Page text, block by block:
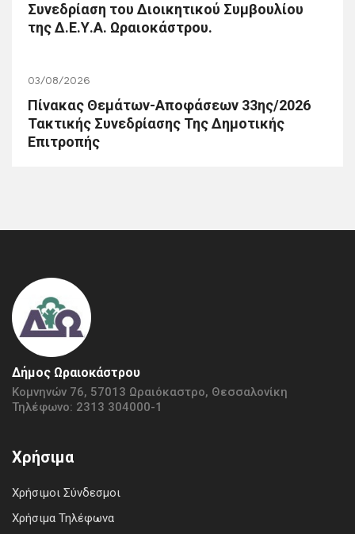
Συνεδρίαση του Διοικητικού Συμβουλίου
της Δ.Ε.Υ.Α. Ωραιοκάστρου.
03/08/2026
Πίνακας Θεμάτων-Αποφάσεων 33ης/2026
Τακτικής Συνεδρίασης Της Δημοτικής
Επιτροπής
Δήμος Ωραιοκάστρου
Κομνηνών 76, 57013 Ωραιόκαστρο, Θεσσαλονίκη
Τηλέφωνο: 2313 304000-1
Χρήσιμα
Χρήσιμοι Σύνδεσμοι
Χρήσιμα Τηλέφωνα